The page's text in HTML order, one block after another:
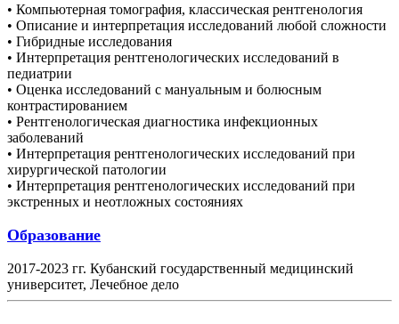
• Компьютерная томография, классическая рентгенология
• Описание и интерпретация исследований любой сложности
• Гибридные исследования
• Интерпретация рентгенологических исследований в
педиатрии
• Оценка исследований с мануальным и болюсным
контрастированием
• Рентгенологическая диагностика инфекционных
заболеваний
• Интерпретация рентгенологических исследований при
хирургической патологии
• Интерпретация рентгенологических исследований при
экстренных и неотложных состояниях
Образование
2017-2023 гг. Кубанский государственный медицинский
университет, Лечебное дело